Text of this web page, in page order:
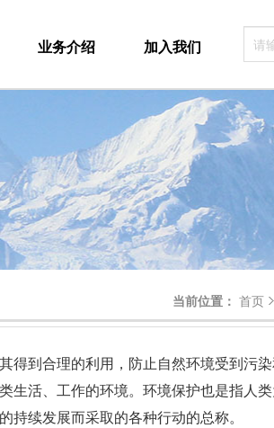
业务介绍 加入我们
当前位置： 首页
得到合理的利用，防止自然环境受到污
生活、工作的环境。环境保护也是指人
续发展而采取的各种行动的总称。